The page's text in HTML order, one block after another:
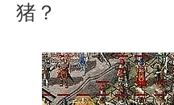
猪？